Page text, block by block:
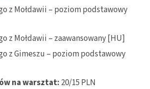
z Mołdawii – poziom podstawowy
z Mołdawii – zaawansowany [HU]
z Gimeszu – poziom podstawowy
na warsztat: 20/15 PLN